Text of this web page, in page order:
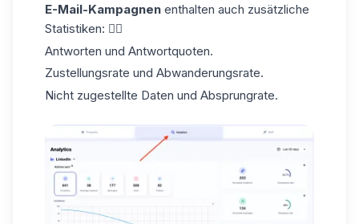
E-Mail-Kampagnen enthalten auch zusätzliche
Statistiken: 👇🏼
Antworten und Antwortquoten.
Zustellungsrate und Abwanderungsrate.
Nicht zugestellte Daten und Absprungrate.